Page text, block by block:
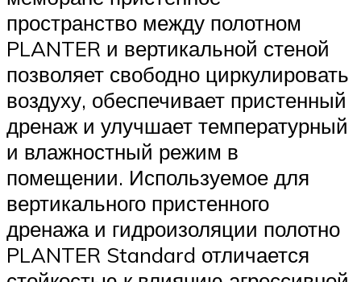
пространство между полотном
PLANTER и вертикальной стеной
позволяет свободно циркулировать
воздуху, обеспечивает пристенный
дренаж и улучшает температурный
и влажностный режим в
помещении. Используемое для
вертикального пристенного
дренажа и гидроизоляции полотно
PLANTER Standard отличается